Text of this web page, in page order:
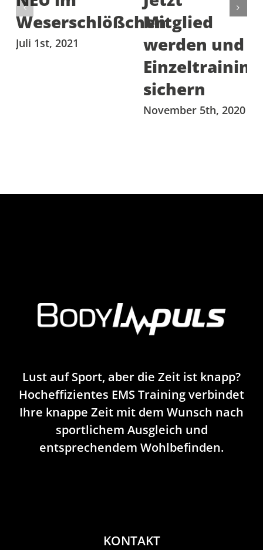
Weserschlößchen
Juli 1st, 2021
Mitglied
werden und
Einzeltraining
sichern
November 5th, 2020
Lust auf Sport, aber die Zeit ist knapp?
Hocheffizientes EMS Training verbindet
Ihre knappe Zeit mit dem Wunsch nach
sportlichem Ausgleich und
entsprechendem Wohlbefinden.
KONTAKT